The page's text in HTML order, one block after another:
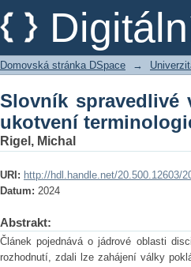
Slovník
českém
Domovská stránka DSpace →
Slovník spravedlivé
ukotvení
Rigel, Michal
URI: http://hdl.handle.net/20.500.12603/
Datum: 2024
Abstrakt:
Článek pojednává o jádrové oblasti
rozhodnutí, zdali lze zahájení války